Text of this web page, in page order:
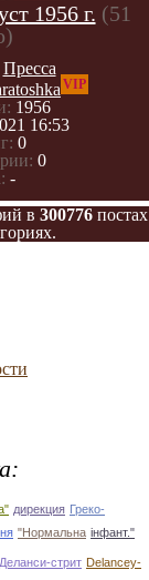
1956 г. (51
Пресса
VIP
1956
16:53
0
0
-
в 300776постах
дирекция Греко-
"Нормальна інфант."
Деланси-стрит Delancey-